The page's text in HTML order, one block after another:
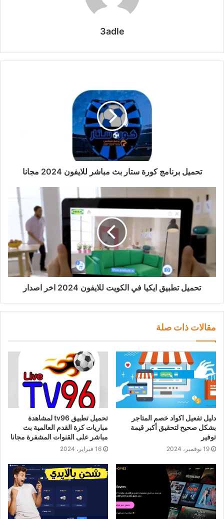
3adle
تحميل برنامج كورة ستار بث مباشر للايفون 2024 مجانا
تحميل تطبيق ايكيا في الكويت للايفون 2024 اخر اصدار
مقالات ذات صلة
دليل تفعيل اكواد خصم المتاجر
بشكل صحيح لتحقيق أكبر قيمة
توفير
19 نوفمبر، 2024
تحميل تطبيق tv96 لمشاهدة
مباريات كرة القدم العالمية بث
مباشر على القنوات المشفرة مجانا
16 فبراير، 2024